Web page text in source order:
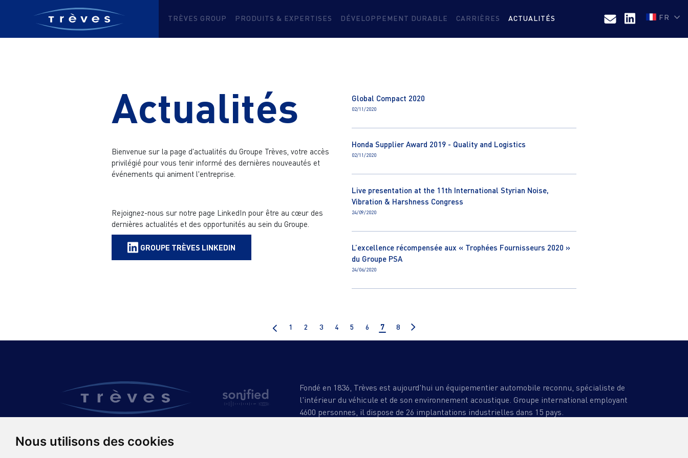
Nous utilisons des cookies
TRÈVES GROUP PRODUITS & EXPERTISES DÉVELOPPEMENT DURABLE CARRIÈRES ACTUALITÉS FR
Actualités
Bienvenue sur la page d'actualités du Groupe Trèves, votre accès
privilégié pour vous tenir informé des dernières nouveautés et
événements qui animent l'entreprise.
Rejoignez-nous sur notre page LinkedIn pour être au cœur des
dernières actualités et des opportunités au sein du Groupe.
GROUPE TRÈVES LINKEDIN
Global Compact 2020
02/11/2020
Honda Supplier Award 2019 - Quality and Logistics
02/11/2020
Live presentation at the 11th International Styrian Noise,
Vibration & Harshness Congress
24/09/2020
L’excellence récompensée aux « Trophées Fournisseurs 2020 »
du Groupe PSA
24/06/2020
1 2 3 4 5 6 7 8
Fondé en 1836, Trèves est aujourd'hui un équipementier automobile reconnu, spécialiste de
l'intérieur du véhicule et de son environnement acoustique. Groupe international employant
4600 personnes, il dispose de 26 implantations industrielles dans 15 pays.